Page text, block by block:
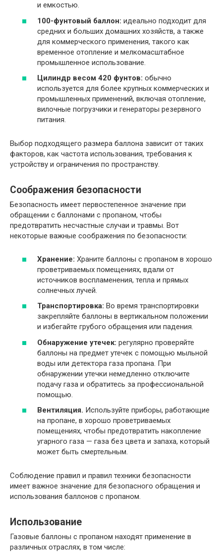
и емкостью.
100-фунтовый баллон: идеально подходит для
средних и больших домашних хозяйств, а также
для коммерческого применения, такого как
временное отопление и мелкомасштабное
промышленное использование.
Цилиндр весом 420 фунтов: обычно
используется для более крупных коммерческих и
промышленных применений, включая отопление,
вилочные погрузчики и генераторы резервного
питания.
Выбор подходящего размера баллона зависит от таких
факторов, как частота использования, требования к
устройству и ограничения по пространству.
Соображения безопасности
Безопасность имеет первостепенное значение при
обращении с баллонами с пропаном, чтобы
предотвратить несчастные случаи и травмы. Вот
некоторые важные соображения по безопасности:
Хранение: Храните баллоны с пропаном в хорошо
проветриваемых помещениях, вдали от
источников воспламенения, тепла и прямых
солнечных лучей.
Транспортировка: Во время транспортировки
закрепляйте баллоны в вертикальном положении
и избегайте грубого обращения или падения.
Обнаружение утечек: регулярно проверяйте
баллоны на предмет утечек с помощью мыльной
воды или детектора газа пропана. При
обнаружении утечки немедленно отключите
подачу газа и обратитесь за профессиональной
помощью.
Вентиляция. Используйте приборы, работающие
на пропане, в хорошо проветриваемых
помещениях, чтобы предотвратить накопление
угарного газа — газа без цвета и запаха, который
может быть смертельным.
Соблюдение правил и правил техники безопасности
имеет важное значение для безопасного обращения и
использования баллонов с пропаном.
Использование
Газовые баллоны с пропаном находят применение в
различных отраслях, в том числе: